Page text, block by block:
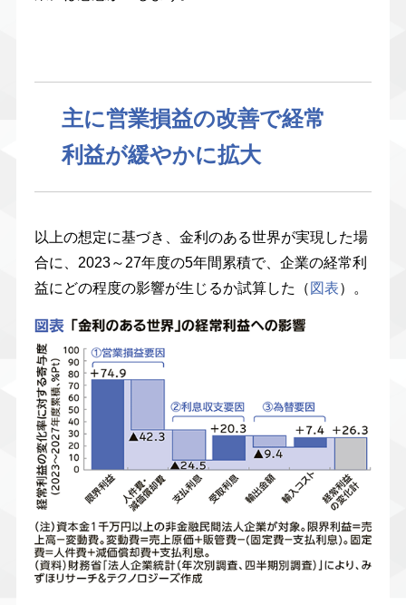
主に営業損益の改善で経常
利益が緩やかに拡大
以上の想定に基づき、金利のある世界が実現した場
合に、2023～27年度の5年間累積で、企業の経常利
益にどの程度の影響が生じるか試算した（図表）。